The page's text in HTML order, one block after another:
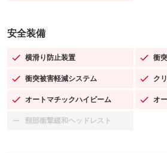
安全装備
横滑り防止装置
：装備あり 衝
：
衝突被害軽減システム
：装備あり ク
：
オートマチックハイビーム
：装備あり オ
：
頸部衝撃緩和ヘッドレスト
：装備なし